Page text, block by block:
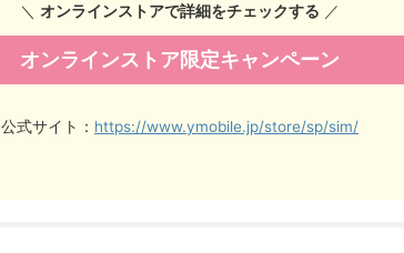
＼ オンラインストアで詳細をチェックする ／
オンラインストア限定キャンペーン
公式サイト： https://www.ymobile.jp/store/sp/sim/